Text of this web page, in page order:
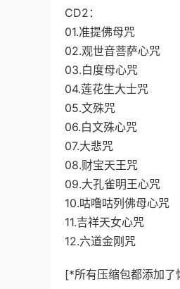
CD2：
01.准提佛母咒
02.观世音菩萨心咒
03.白度母心咒
04.莲花生大士咒
05.文殊咒
06.白文殊心咒
07.大悲咒
08.财宝天王咒
09.大孔雀明王心咒
10.咕噜咕列佛母心咒
11.吉祥天女心咒
12.六道金刚咒
[*所有压缩包都添加